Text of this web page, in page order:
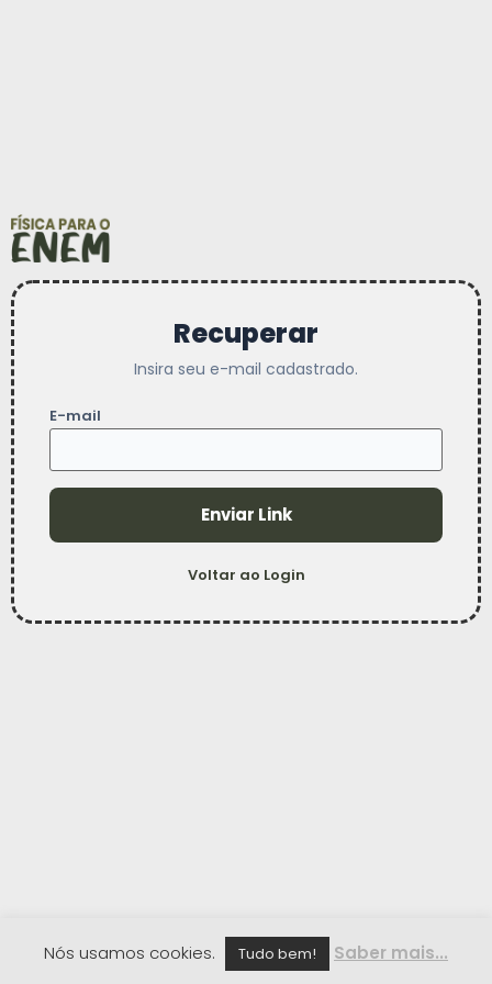
Recuperar
Insira seu e-mail cadastrado.
E-mail
Enviar Link
Voltar ao Login
Nós usamos cookies. Tudo bem! Saber mais...